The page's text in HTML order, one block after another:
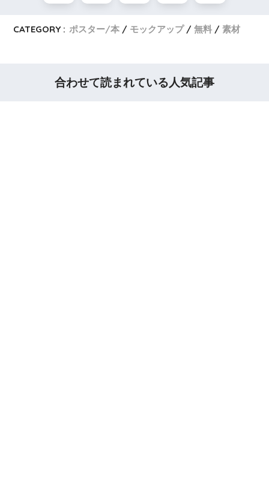
CATEGORY : ポスター/本 モックアップ 無料 素材
合わせて読まれている人気記事